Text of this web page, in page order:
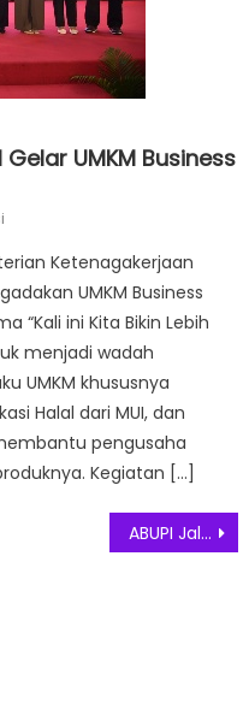
UMKM Business
Ketenagakerjaan
UMKM Business
“Kali ini Kita Bikin Lebih
menjadi wadah
UMKM khususnya
Halal dari MUI, dan
pengusaha
Kegiatan […]
ABUPI Jalin Silaturahmi dan Bakti Sosial dalam Mencapai Keberkahan di Bulan Ramadhan